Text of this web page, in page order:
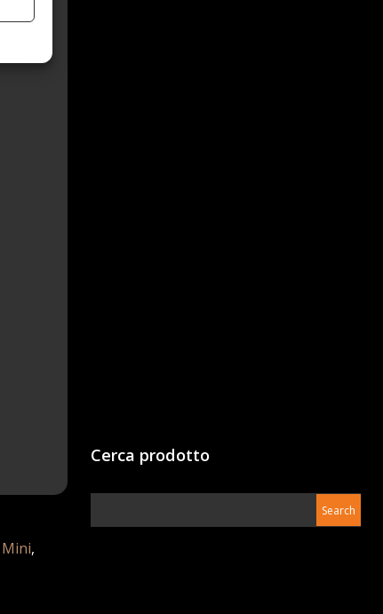
Mini,
Cerca prodotto